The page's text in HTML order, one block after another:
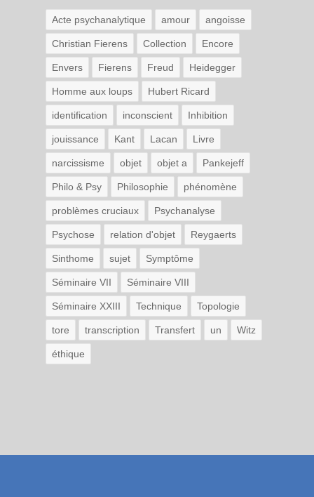
Acte psychanalytique amour angoisse
Christian Fierens Collection Encore
Envers Fierens Freud Heidegger
Homme aux loups Hubert Ricard
identification inconscient Inhibition
jouissance Kant Lacan Livre
narcissisme objet objet a Pankejeff
Philo & Psy Philosophie phénomène
problèmes cruciaux Psychanalyse
Psychose relation d'objet Reygaerts
Sinthome sujet Symptôme
Séminaire VII Séminaire VIII
Séminaire XXIII Technique Topologie
tore transcription Transfert un Witz
éthique